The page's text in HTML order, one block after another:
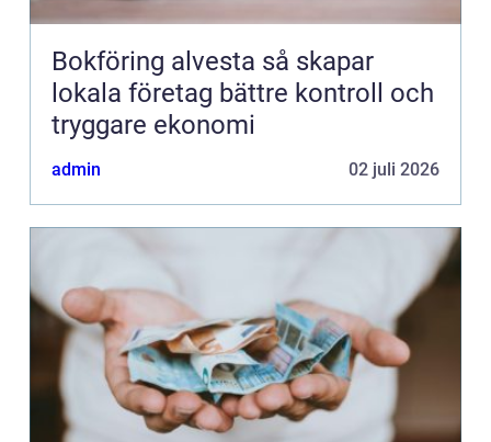
Bokföring alvesta så skapar
lokala företag bättre kontroll och
tryggare ekonomi
admin 02 juli 2026